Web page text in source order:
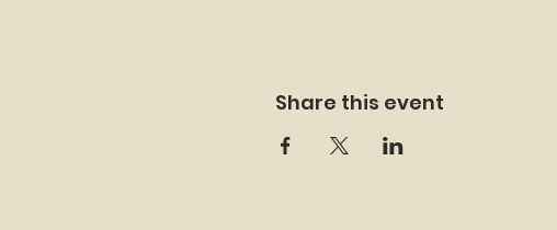
Share this event